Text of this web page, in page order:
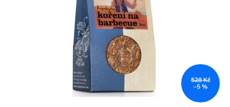
528 Kč
–5 %